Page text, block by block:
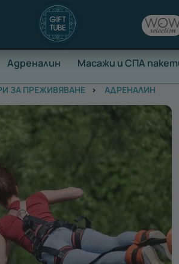
Адреналин Масажи и СПА
ЗА ПРЕЖИВЯВАНЕ АДРЕНАЛИН